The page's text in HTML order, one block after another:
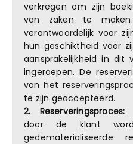
verkregen om zijn
van zaken te
verantwoordelijk voor
hun geschiktheid voor
aansprakelijkheid in dit
ingeroepen. De
van het
te zijn geaccepteerd.
2. Reserveringsproces:
door de klant
gedematerialiseerde